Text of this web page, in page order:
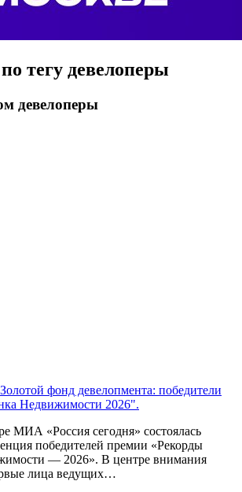
тегу девелоперы
девелоперы
Золотой фонд девелопмента: победители
Недвижимости 2026".
МИА «Россия сегодня» состоялась
победителей премии «Рекорды
— 2026». В центре внимания
лица ведущих…